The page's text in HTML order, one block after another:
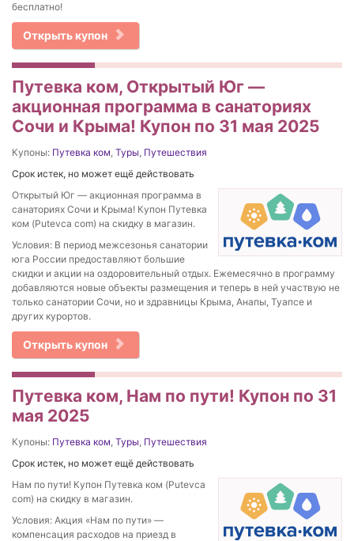
бесплатно!
Открыть купон
Путевка ком, Открытый Юг —
акционная программа в санаториях
Сочи и Крыма! Купон по 31 мая 2025
Купоны: Путевка ком, Туры, Путешествия
Срок истек, но может ещё действовать
Открытый Юг — акционная программа в
санаториях Сочи и Крыма! Купон Путевка
ком (Putevca com) на скидку в магазин.
Условия: В период межсезонья санатории
юга России предоставляют большие
скидки и акции на оздоровительный отдых. Ежемесячно в программу
добавляются новые объекты размещения и теперь в ней участвую не
только санатории Сочи, но и здравницы Крыма, Анапы, Туапсе и
других курортов.
Открыть купон
Путевка ком, Нам по пути! Купон по 31
мая 2025
Купоны: Путевка ком, Туры, Путешествия
Срок истек, но может ещё действовать
Нам по пути! Купон Путевка ком (Putevca
com) на скидку в магазин.
Условия: Акция «Нам по пути» —
компенсация расходов на приезд в